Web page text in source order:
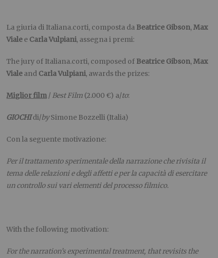
La giuria di Italiana.corti, composta da Beatrice Gibson,Max
Viale e Carla Vulpiani, assegna i premi:
The jury of Italiana.corti, composed of Beatrice Gibson,Max
Viale and Carla Vulpiani, awards the prizes:
Miglior film/ Best Film (2.000 €) a/to:
GIOCHIdi/bySimone Bozzelli (Italia)
Con la seguente motivazione:
Per il trattamento sperimentale della narrazione che rivisita il
tema delle relazioni e degli affetti e per la capacità di esercitare
un controllo sui vari elementi del processo filmico.
With the following motivation:
For the narration’s experimental treatment, that revisits the